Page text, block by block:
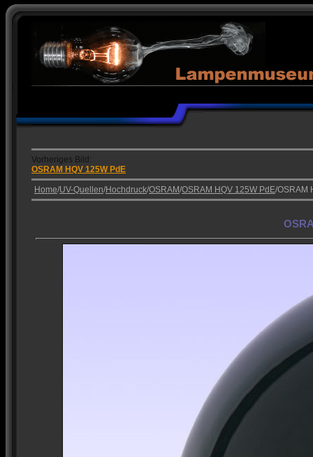
Vorheriges Bild:
OSRAM HQV 125W PdE
Home/UV-Quellen/Hochdruck/OSRAM/OSRAM HQV 125W PdE/OSRAM